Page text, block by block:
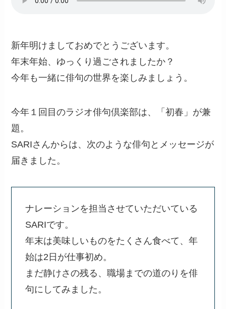
新年明けましておめでとうございます。
年末年始、ゆっくり過ごされましたか？
今年も一緒に俳句の世界を楽しみましょう。
今年１回目のラジオ俳句倶楽部は、「初春」が兼
題。
SARIさんからは、次のような俳句とメッセージが
届きました。
ナレーションを担当させていただいている
SARIです。
年末は美味しいものをたくさん食べて、年
始は2日が仕事初め。
まだ静けさの残る、職場までの道のりを俳
句にしてみました。